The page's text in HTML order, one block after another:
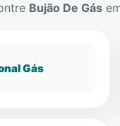
Bujão De Gás
Gás